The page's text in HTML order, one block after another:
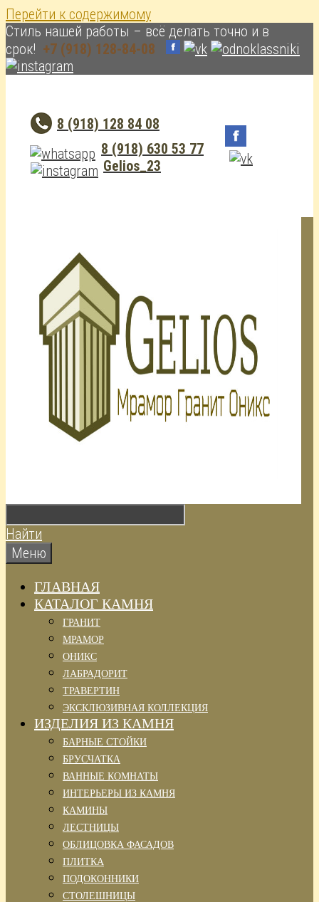
Перейти к содержимому
Cтиль нашей работы – всё делать точно и в
срок! +7 (918) 128-84-08
8 (918) 128 84 08
8 (918) 630 53 77
Gelios_23
Найти
Меню
ГЛАВНАЯ
КАТАЛОГ КАМНЯ
ГРАНИТ
МРАМОР
ОНИКС
ЛАБРАДОРИТ
ТРАВЕРТИН
ЭКСКЛЮЗИВНАЯ КОЛЛЕКЦИЯ
ИЗДЕЛИЯ ИЗ КАМНЯ
БАРНЫЕ СТОЙКИ
БРУСЧАТКА
ВАННЫЕ КОМНАТЫ
ИНТЕРЬЕРЫ ИЗ КАМНЯ
КАМИНЫ
ЛЕСТНИЦЫ
ОБЛИЦОВКА ФАСАДОВ
ПЛИТКА
ПОДОКОННИКИ
СТОЛЕШНИЦЫ